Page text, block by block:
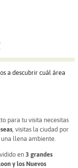
a descubrir cuál área
para tu visita necesitas
, visitas la ciudad por
llena ambiente.
en 3 grandes
y los Nuevos